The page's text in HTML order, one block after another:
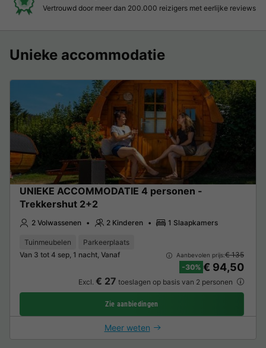
Duidelijke prijzen, moeiteloos boeken en veilige betaalomgeving
Unieke accommodatie
UNIEKE ACCOMMODATIE 4 personen -
Trekkershut 2+2
2 Volwassenen 2 Kinderen 1 Slaapkamers
Tuinmeubelen
Parkeerplaats
Van 3 tot 4 sep, 1 nacht, Vanaf
Aanbevolen prijs:€ 135
-30% € 94,50
Excl. € 27 toeslagen op basis van 2 personen
Zie aanbiedingen
Meer weten